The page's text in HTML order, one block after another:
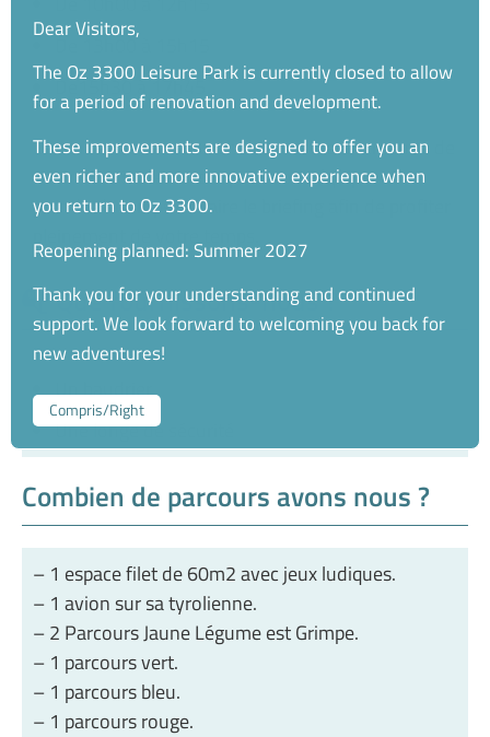
De 13h00 à 15h15
De15h30 à 17h45
Le rendez vous est au chalet, Il est recommandé de
venir 15 minutes avant pour vous équiper et
prendre le temps de faire le briefing afin de profiter
pleinement de votre temps.
Que fournissons-nous ?
Un baudrier
Une longe de sécurité
Combien de parcours avons nous ?
– 1 espace filet de 60m2 avec jeux ludiques.
– 1 avion sur sa tyrolienne.
– 2 Parcours Jaune Légume est Grimpe.
– 1 parcours vert.
– 1 parcours bleu.
– 1 parcours rouge.
Dear Visitors,
The Oz 3300 Leisure Park is currently closed to allow
for a period of renovation and development.
These improvements are designed to offer you an
even richer and more innovative experience when
you return to Oz 3300.
Reopening planned: Summer 2027
Thank you for your understanding and continued
support. We look forward to welcoming you back for
new adventures!
Compris/Right